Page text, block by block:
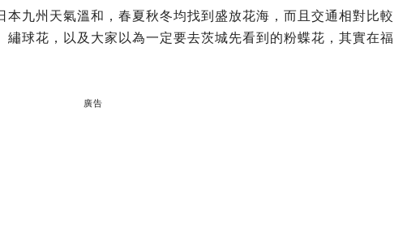
本九州天氣溫和，春夏秋冬均找到盛放花海，而且交通相對比較
繡球花，以及大家以為一定要去茨城先看到的粉蝶花，其實在福
廣告